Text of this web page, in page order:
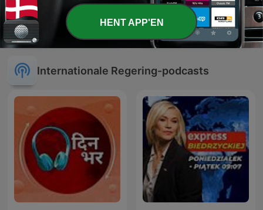
DUDEK o polityce KOL – kort & klinisk
Internationale Regering-podcasts
HENT APP'EN